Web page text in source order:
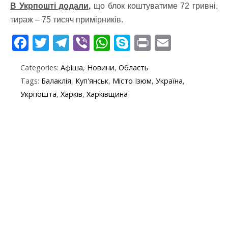
В Укрпошті додали, що блок коштуватиме 72 гривні,
тираж – 75 тисяч примірників.
F
e
b
T
itt
er
T
e
gr
Vi
er
W
at
s
S
y
Pr
t ai
Categories: Афіша, Новини, Область
Tags: Балаклія, Куп'янськ, Місто Ізюм, Україна,
Укрпошта, Харків, Харківщина